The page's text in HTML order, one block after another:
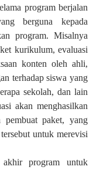
program berjalan
berguna kepada
program. Misalnya
kurikulum, evaluasi
konten oleh ahli,
terhadap siswa yang
sekolah, dan lain
akan menghasilkan
pembuat paket, yang
untuk merevisi
program untuk